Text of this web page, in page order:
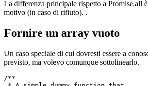
dimostra l'utilizzo, che è davvero semplice,
motivo (in caso di rifiuto). .
Fornire un array vuoto
previsto, ma volevo comunque sottolinearlo.